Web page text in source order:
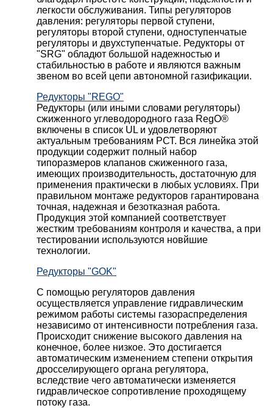
легкости обслуживания. Типы регуляторов
давления: регуляторы первой ступени,
регуляторы второй ступени, одноступенчатые
регуляторы и двухступенчатые. Редукторы от
"SRG" обладют большой надежностью и
стабильностью в работе и являются важным
звеном во всей цепи автономной газификации.
Редукторы "REGO"
Редукторы (или иными словами регуляторы)
сжиженного углеводородного газа RegO®
включены в список UL и удовлетворяют
актуальным требованиям РСТ. Вся линейка этой
продукции содержит полный набор
типоразмеров клапанов сжиженного газа,
имеющих производительность, достаточную для
применения практически в любых условиях. При
правильном монтаже редукторов гарантирована
точная, надежная и безотказная работа.
Продукция этой компанией соответствует
жестким требованиям контроля и качества, а при
тестировании используются новйшие
технологии.
Редукторы "GOK"
С помощью регуляторов давления
осуществляется управление гидравлическим
режимом работы системы газораспределения
независимо от интенсивности потребления газа.
Происходит снижение высокого давления на
конечное, более низкое. Это достигается
автоматическим изменением степени открытия
дросселирующего органа регулятора,
вследствие чего автоматически изменяется
гидравлическое сопротивление проходящему
потоку газа.